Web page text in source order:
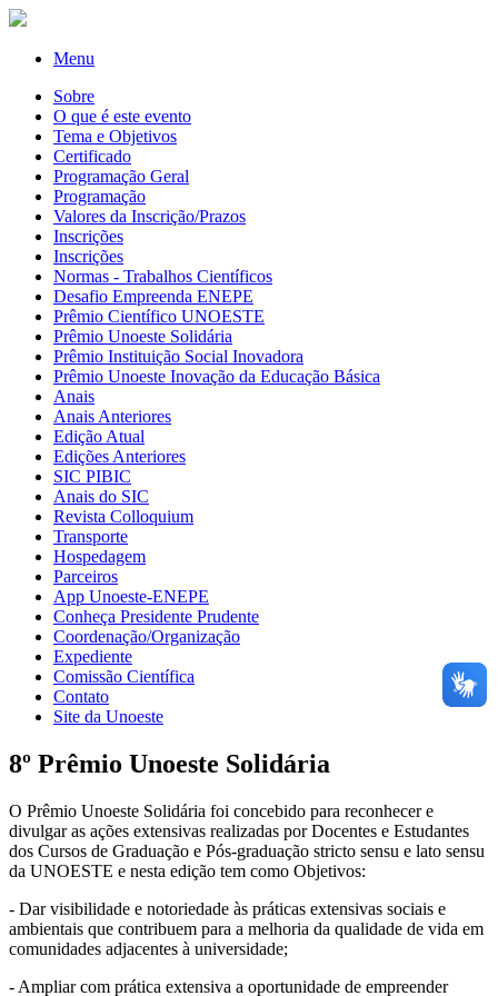
Menu
Sobre
O que é este evento
Tema e Objetivos
Certificado
Programação Geral
Programação
Valores da Inscrição/Prazos
Inscrições
Inscrições
Normas - Trabalhos Científicos
Desafio Empreenda ENEPE
Prêmio Científico UNOESTE
Prêmio Unoeste Solidária
Prêmio Instituição Social Inovadora
Prêmio Unoeste Inovação da Educação Básica
Anais
Anais Anteriores
Edição Atual
Edições Anteriores
SIC PIBIC
Anais do SIC
Revista Colloquium
Transporte
Hospedagem
Parceiros
App Unoeste-ENEPE
Conheça Presidente Prudente
Coordenação/Organização
Expediente
Comissão Científica
Contato
Site da Unoeste
8º Prêmio Unoeste Solidária
O Prêmio Unoeste Solidária foi concebido para reconhecer e
divulgar as ações extensivas realizadas por Docentes e Estudantes
dos Cursos de Graduação e Pós-graduação stricto sensu e lato sensu
da UNOESTE e nesta edição tem como Objetivos:
- Dar visibilidade e notoriedade às práticas extensivas sociais e
ambientais que contribuem para a melhoria da qualidade de vida em
comunidades adjacentes à universidade;
- Ampliar com prática extensiva a oportunidade de empreender